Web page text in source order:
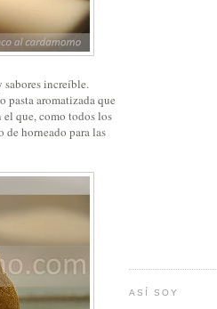
increíble.
pasta aromatizada que
el que, como todos los
horneado para las
ASÍ SOY